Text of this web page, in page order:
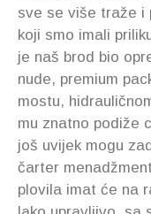
sve se više traže i
koji smo imali
je naš brod bio
nude, premium
mostu,
mu znatno podiže
još uvijek mogu
čarter
plovila imat će na